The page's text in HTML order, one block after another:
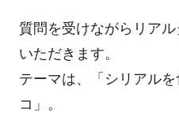
質問を受けながらリア
いただきます。
テーマは、「シリアル
コ」。